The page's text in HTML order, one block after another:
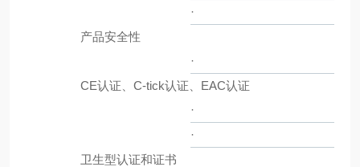
·
产品安全性
·
CE认证、C-tick认证、EAC认证
·
·
卫生型认证和证书